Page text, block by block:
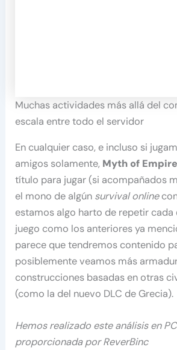
Muchas actividades más allá del
escala entre todo el servidor
En cualquier caso, e incluso si
amigos solamente, Myth of
título para jugar (si acompañados
el mono de algún survival online
estamos algo harto de repetir
juego como los anteriores ya
parece que tendremos contenido
posiblemente veamos más
construcciones basadas en otras
(como la del nuevo DLC de Grecia).
Hemos realizado este análisis en
proporcionada por ReverBinc